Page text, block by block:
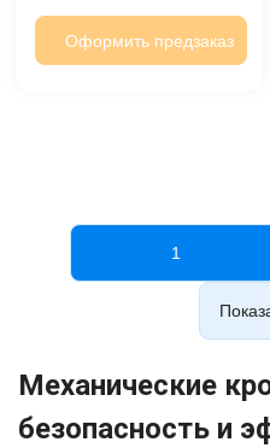
Оформить предзаказ
1
Механические
безопасность и